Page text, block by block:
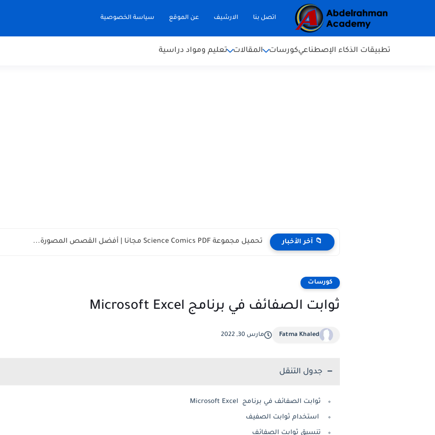
اتصل بنا الارشيف عن الموقع سياسة الخصوصية
تطبيقات الذكاء الإصطناعيكورسات المقالات تعليم ومواد دراسية
📁 آخر الأخبار تحميل مجموعة Science Comics PDF مجانا | أفضل القصص المصورة...
كورسات
ثوابت الصفائف في برنامج Microsoft Excel
Fatma Khaled مارس 30, 2022
جدول التنقل
ثوابت الصفائف في برنامج Microsoft Excel
استخدام ثوابت الصفيف
تنسيق ثوابت الصفائف